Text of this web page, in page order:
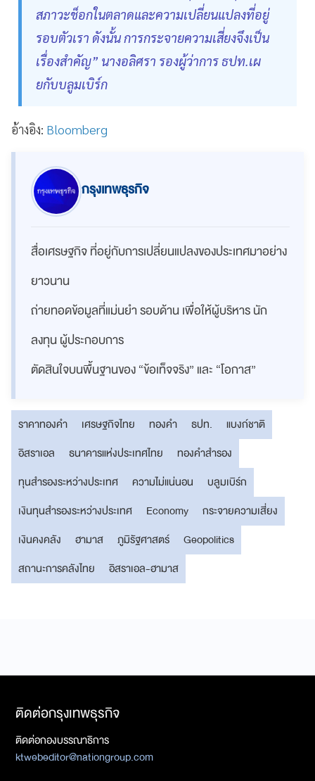
สภาวะช็อกในตลาดและความเปลี่ยนแปลงที่อยู่
รอบตัวเรา ดังนั้น การกระจายความเสี่ยงจึงเป็น
เรื่องสำคัญ” นางอลิศรา รองผู้ว่าการ ธปท.เผ
ยกับบลูมเบิร์ก
อ้างอิง: Bloomberg
กรุงเทพธุรกิจ
สื่อเศรษฐกิจ ที่อยู่กับการเปลี่ยนแปลงของประเทศมาอย่าง
ยาวนาน
ถ่ายทอดข้อมูลที่แม่นยำ รอบด้าน เพื่อให้ผู้บริหาร นัก
ลงทุน ผู้ประกอบการ
ตัดสินใจบนพื้นฐานของ “ข้อเท็จจริง” และ “โอกาส”
ราคาทองคำ เศรษฐกิจไทย ทองคำ ธปท.
แบงก์ชาติ
อิสราเอล
ธนาคารแห่งประเทศไทย
ทองคำสำรอง
ทุนสำรองระหว่างประเทศ
ความไม่แน่นอน
บลูมเบิร์ก
เงินทุนสำรองระหว่างประเทศ
Economy
กระจายความเสี่ยง
เงินคงคลัง
ฮามาส ภูมิรัฐศาสตร์
Geopolitics
สถานะการคลังไทย
อิสราเอล-ฮามาส
ติดต่อกรุงเทพธุรกิจ
ติดต่อกองบรรณาธิการ
ktwebeditor@nationgroup.com